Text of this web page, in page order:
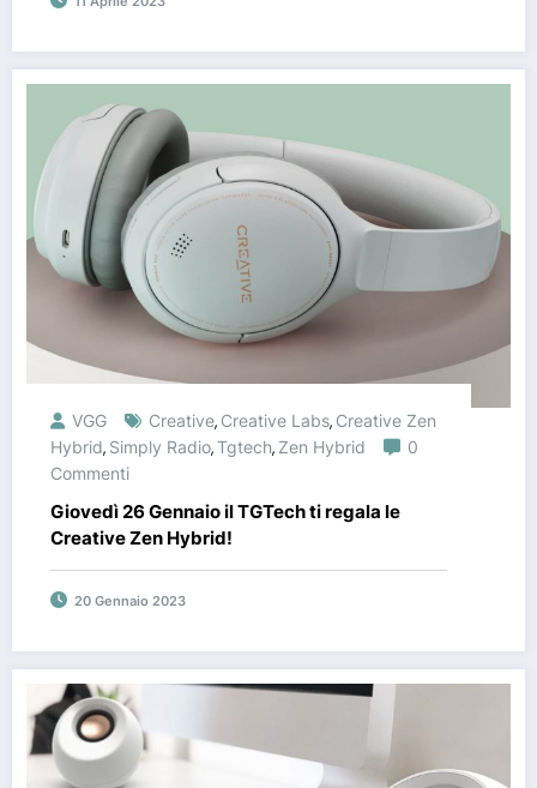
VGG Creative, Creative Labs, Creative Zen
Hybrid, Simply Radio,Tgtech, Zen Hybrid
0
Commenti
Giovedì 26 Gennaio il TGTech ti regala le
Creative Zen Hybrid!
20 Gennaio 2023